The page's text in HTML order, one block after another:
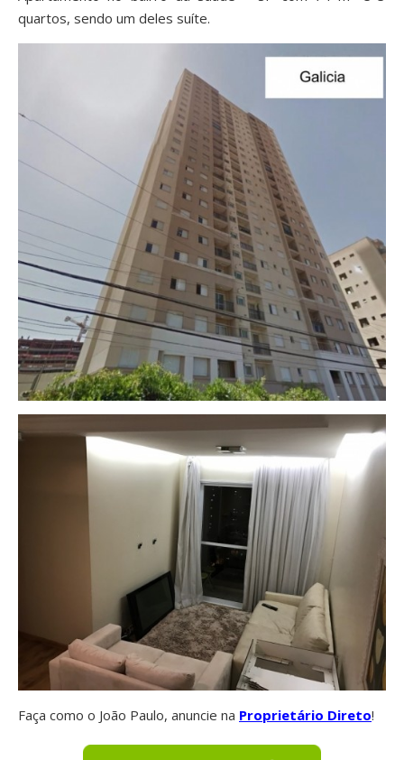
quartos, sendo um deles suíte.
Faça como o João Paulo, anuncie na Proprietário Direto!